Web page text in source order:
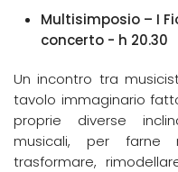
Multisimposio – I
concerto - h 20.30
Un incontro tra
tavolo immaginario
proprie diverse
musicali, per farne
trasformare,